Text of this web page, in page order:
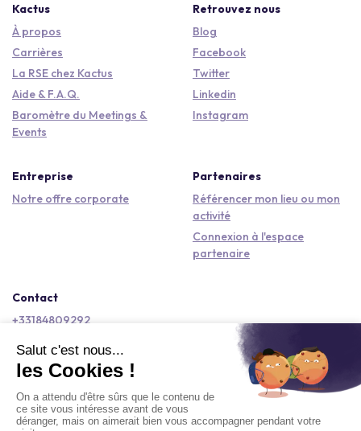
Kactus
À propos
Carrières
La RSE chez Kactus
Aide & F.A.Q.
Baromètre du Meetings &
Events
Retrouvez nous
Blog
Facebook
Twitter
Linkedin
Instagram
Entreprise
Notre offre corporate
Partenaires
Référencer mon lieu ou mon
activité
Connexion à l'espace
partenaire
Contact
+33184809292
Copyright © 2026 Kactus Tous droits réservés
Conditions générales d'utilisation Mentions légales